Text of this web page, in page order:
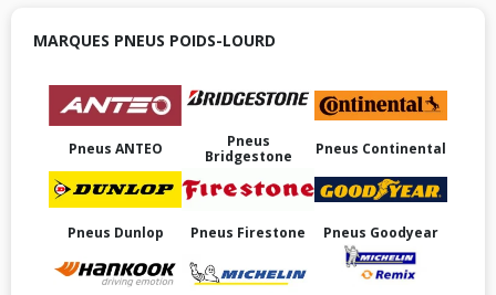
MARQUES PNEUS POIDS-LOURD
Pneus ANTEO
Pneus
Bridgestone
Pneus Continental
Pneus Dunlop Pneus Firestone Pneus Goodyear